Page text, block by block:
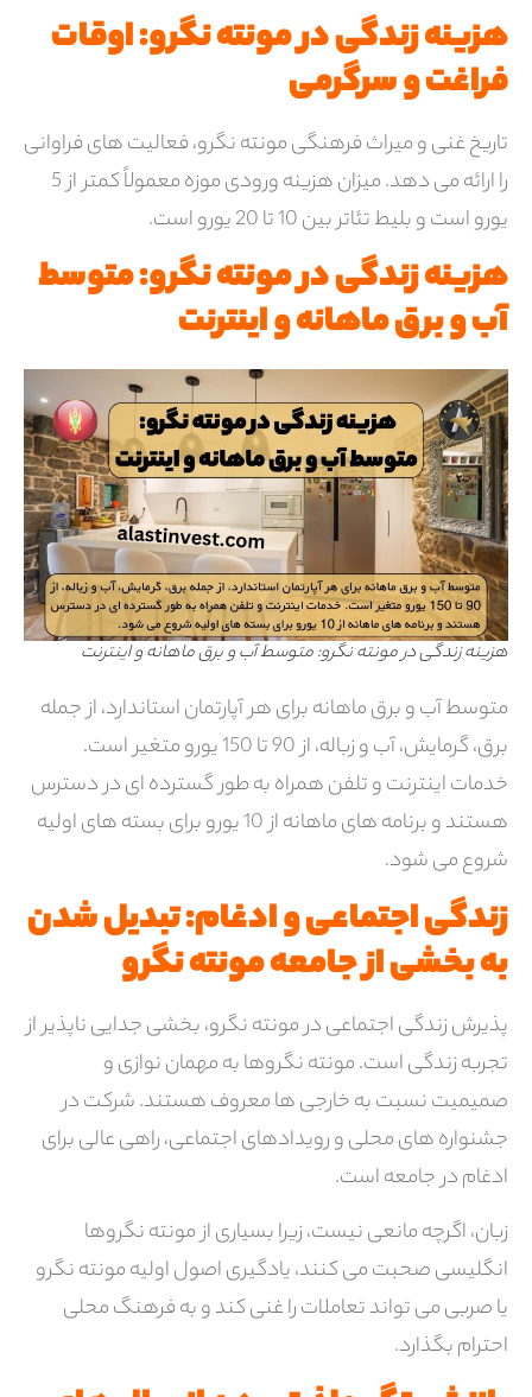
هزینه زندگی در مونته نگرو: اوقات
فراغت و سرگرمی
تاریخ غنی و میراث فرهنگی مونته نگرو، فعالیت های فراوانی
را ارائه می دهد. میزان هزینه ورودی موزه معمولاً کمتر از 5
یورو است و بلیط تئاتر بین 10 تا 20 یورو است.
هزینه زندگی در مونته نگرو: متوسط
آب و برق ماهانه و اینترنت
هزینه زندگی در مونته نگرو: متوسط آب و برق ماهانه و اینترنت
متوسط ​​آب و برق ماهانه برای هر آپارتمان استاندارد، از جمله
برق، گرمایش، آب و زباله، از 90 تا 150 یورو متغیر است.
خدمات اینترنت و تلفن همراه به طور گسترده ای در دسترس
هستند و برنامه های ماهانه از 10 یورو برای بسته های اولیه
شروع می شود.
زندگی اجتماعی و ادغام: تبدیل شدن
به بخشی از جامعه مونته نگرو
پذیرش زندگی اجتماعی در مونته نگرو، بخشی جدایی ناپذیر از
تجربه زندگی است. مونته نگروها به مهمان نوازی و
صمیمیت نسبت به خارجی ها معروف هستند. شرکت در
جشنواره های محلی و رویدادهای اجتماعی، راهی عالی برای
ادغام در جامعه است.
زبان، اگرچه مانعی نیست، زیرا بسیاری از مونته نگروها
انگلیسی صحبت می کنند، یادگیری اصول اولیه مونته نگرو
یا صربی می تواند تعاملات را غنی کند و به فرهنگ محلی
احترام بگذارد.